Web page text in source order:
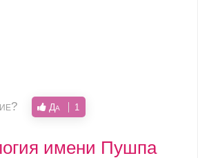
Да 1
имени Пушпа